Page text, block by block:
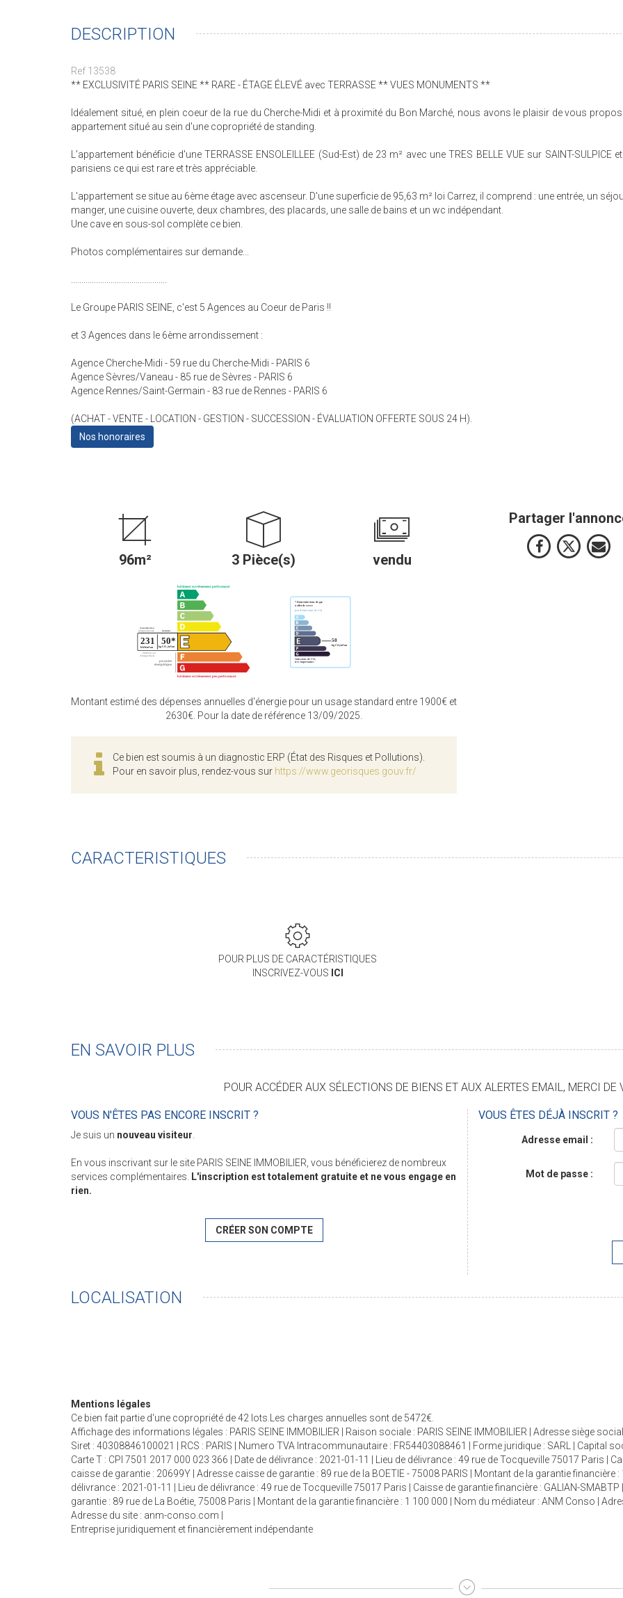
DESCRIPTION
Ref 13538
** EXCLUSIVITÉ PARIS SEINE ** RARE - ÉTAGE ÉLEVÉ avec TERRASSE ** VUES MONUMENTS **
Idéalement situé, en plein coeur de la rue du Cherche-Midi et à proximité du Bon Marché, nous avons le plaisir de vous
appartement situé au sein d'une copropriété de standing.
L'appartement bénéficie d'une TERRASSE ENSOLEILLEE (Sud-Est) de 23 m² avec une TRES BELLE VUE sur SAINT-SULPICE
parisiens ce qui est rare et très appréciable.
L'appartement se situe au 6ème étage avec ascenseur. D'une superficie de 95,63 m² loi Carrez, il comprend : une entrée, un
manger, une cuisine ouverte, deux chambres, des placards, une salle de bains et un wc indépendant.
Une cave en sous-sol complète ce bien.
Photos complémentaires sur demande...
..............................................
Le Groupe PARIS SEINE, c'est 5 Agences au Coeur de Paris !!
et 3 Agences dans le 6ème arrondissement :
Agence Cherche-Midi - 59 rue du Cherche-Midi - PARIS 6
Agence Sèvres/Vaneau - 85 rue de Sèvres - PARIS 6
Agence Rennes/Saint-Germain - 83 rue de Rennes - PARIS 6
(ACHAT - VENTE - LOCATION - GESTION - SUCCESSION - ÉVALUATION OFFERTE SOUS 24 H).
Nos honoraires
96m² 3 Pièce(s) vendu
Montant estimé des dépenses annuelles d'énergie pour un usage standard entre 1900€ et
2630€. Pour la date de référence 13/09/2025.
Ce bien est soumis à un diagnostic ERP (État des Risques et Pollutions).
Pour en savoir plus, rendez-vous sur https://www.georisques.gouv.fr/
Partager
CARACTERISTIQUES
POUR PLUS DE CARACTÉRISTIQUES
INSCRIVEZ-VOUS ICI
EN SAVOIR PLUS
POUR ACCÉDER AUX SÉLECTIONS DE BIENS ET AUX ALERTES EMAIL, MERCI DE
VOUS N'ÊTES PAS ENCORE INSCRIT ?
Je suis un nouveau visiteur.
En vous inscrivant sur le site PARIS SEINE IMMOBILIER, vous bénéficierez de nombreux
services complémentaires. L'inscription est totalement gratuite et ne vous engage en
rien.
CRÉER SON COMPTE
VOUS ÊTES DÉJÀ INSCRIT ?
Adresse email :
Mot de passe :
LOCALISATION
Mentions légales
Ce bien fait partie d'une copropriété de 42 lots.Les charges annuelles sont de 5472€.
Affichage des informations légales : PARIS SEINE IMMOBILIER | Raison sociale : PARIS SEINE IMMOBILIER | Adresse siège
Siret : 40308846100021 | RCS : PARIS | Numero TVA Intracommunautaire : FR54403088461 | Forme juridique : SARL | Capital
Carte T : CPI 7501 2017 000 023 366 | Date de délivrance : 2021-01-11 | Lieu de délivrance : 49 rue de Tocqueville 75017 Paris |
caisse de garantie : 20699Y | Adresse caisse de garantie : 89 rue de la BOETIE - 75008 PARIS | Montant de la garantie financière
délivrance : 2021-01-11 | Lieu de délivrance : 49 rue de Tocqueville 75017 Paris | Caisse de garantie financière : GALIAN-
garantie : 89 rue de La Boétie, 75008 Paris | Montant de la garantie financière : 1 100 000 | Nom du médiateur : ANM Conso |
Adresse du site : anm-conso.com
Entreprise juridiquement et financièrement indépendante